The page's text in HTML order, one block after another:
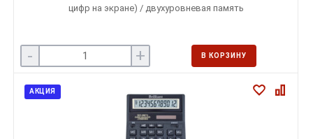
цифр на экране) / двухуровневая память
- + В КОРЗИНУ
АКЦИЯ